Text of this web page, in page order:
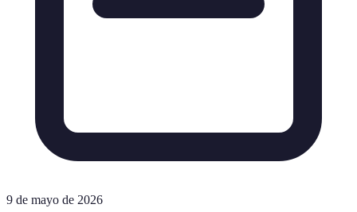
9 de mayo de 2026